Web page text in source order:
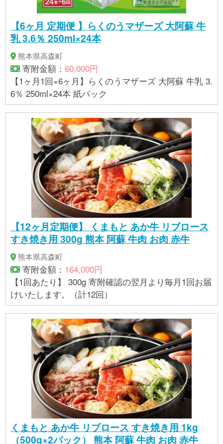
【6ヶ月 定期便 】らくのうマザーズ 大阿蘇 牛
乳 3.6％ 250ml×24本
熊本県高森町
寄附金額： 60,000円
【1ヶ月1回×6ヶ月】らくのうマザーズ 大阿蘇 牛乳 3.
6％ 250ml×24本 紙パック
【12ヶ月定期便】 くまもと あか牛 リブロース
すき焼き用 300g 熊本 阿蘇 牛肉 お肉 赤牛
熊本県高森町
寄附金額： 164,000円
【1回あたり】 300g 寄附確認の翌月より毎月1回お届
けいたします。（計12回）
くまもと あか牛 リブロース すき焼き用 1kg
（500g×2パック） 熊本 阿蘇 牛肉 お肉 赤牛